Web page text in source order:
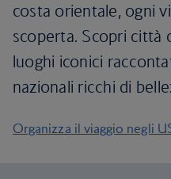
costa orientale, ogni
scoperta. Scopri città
luoghi iconici
nazionali ricchi di
Organizza il viaggio negli